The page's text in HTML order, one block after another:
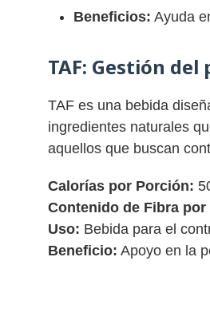
Beneficios: Ayuda
TAF: Gestión del
TAF es una bebida
ingredientes naturales
aquellos que buscan
Calorías por Porción:
Contenido de Fibra
Uso: Bebida para el
Beneficio: Apoyo en la